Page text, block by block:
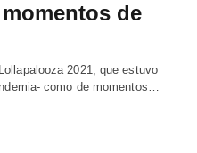
de
2021, que estuvo
como de momentos…